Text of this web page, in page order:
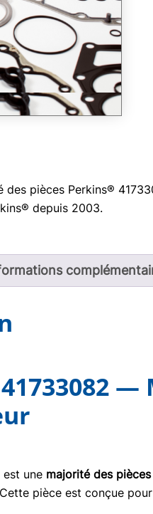
des pièces Perkins®
depuis 2003.
est une majorité des
pièce est conçue